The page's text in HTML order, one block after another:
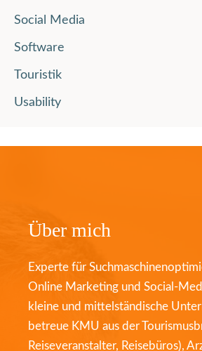
Social Media
Software
Touristik
Usability
Über mich
Experte für
Online Marketing und Social-
kleine und mittelständische
betreue KMU aus der
Reiseveranstalter, Reisebüros),